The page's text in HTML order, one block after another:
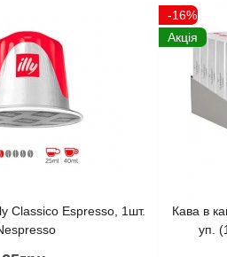
Classico Espresso, 1шт.
-16%
Акція
Кава в
уп.